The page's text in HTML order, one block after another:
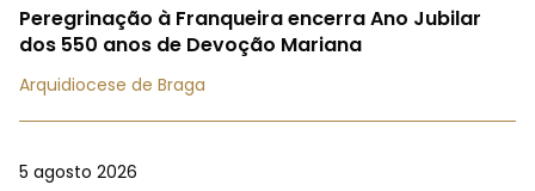
Peregrinação à Franqueira encerra Ano Jubilar
dos 550 anos de Devoção Mariana
Arquidiocese de Braga
5 agosto 2026